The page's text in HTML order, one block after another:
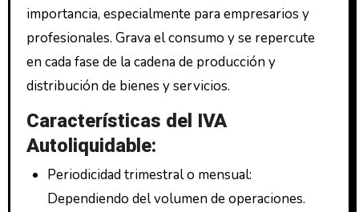
importancia, especialmente para empresarios y
profesionales. Grava el consumo y se repercute
en cada fase de la cadena de producción y
distribución de bienes y servicios.
Características del IVA
Autoliquidable:
Periodicidad trimestral o mensual:
Dependiendo del volumen de operaciones.